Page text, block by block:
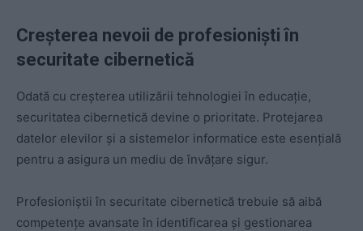
Creșterea nevoii de profesioniști în
securitate cibernetică
Odată cu creșterea utilizării tehnologiei în educație,
securitatea cibernetică devine o prioritate. Protejarea
datelor elevilor și a sistemelor informatice este esențială
pentru a asigura un mediu de învățare sigur.
Profesioniștii în securitate cibernetică trebuie să aibă
competențe avansate în identificarea și gestionarea